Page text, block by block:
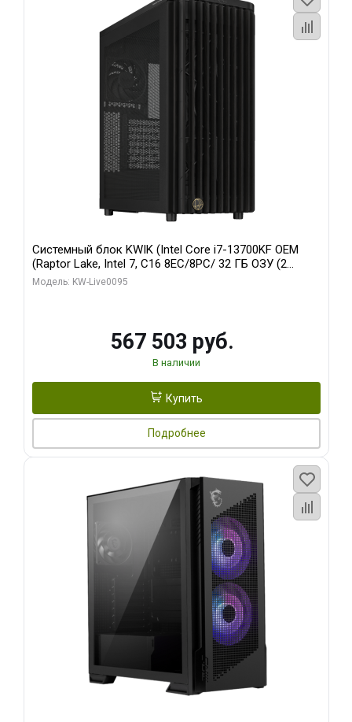
Системный блок KWIK (Intel Core i7-13700KF OEM
(Raptor Lake, Intel 7, C16 8EC/8PC/ 32 ГБ ОЗУ (2
модуля)/ Afox RTX4090 24GB GDDR6X 384-Bit 3xDP
Модель: KW-Live0095
567 503 руб.
В наличии
Купить
Подробнее